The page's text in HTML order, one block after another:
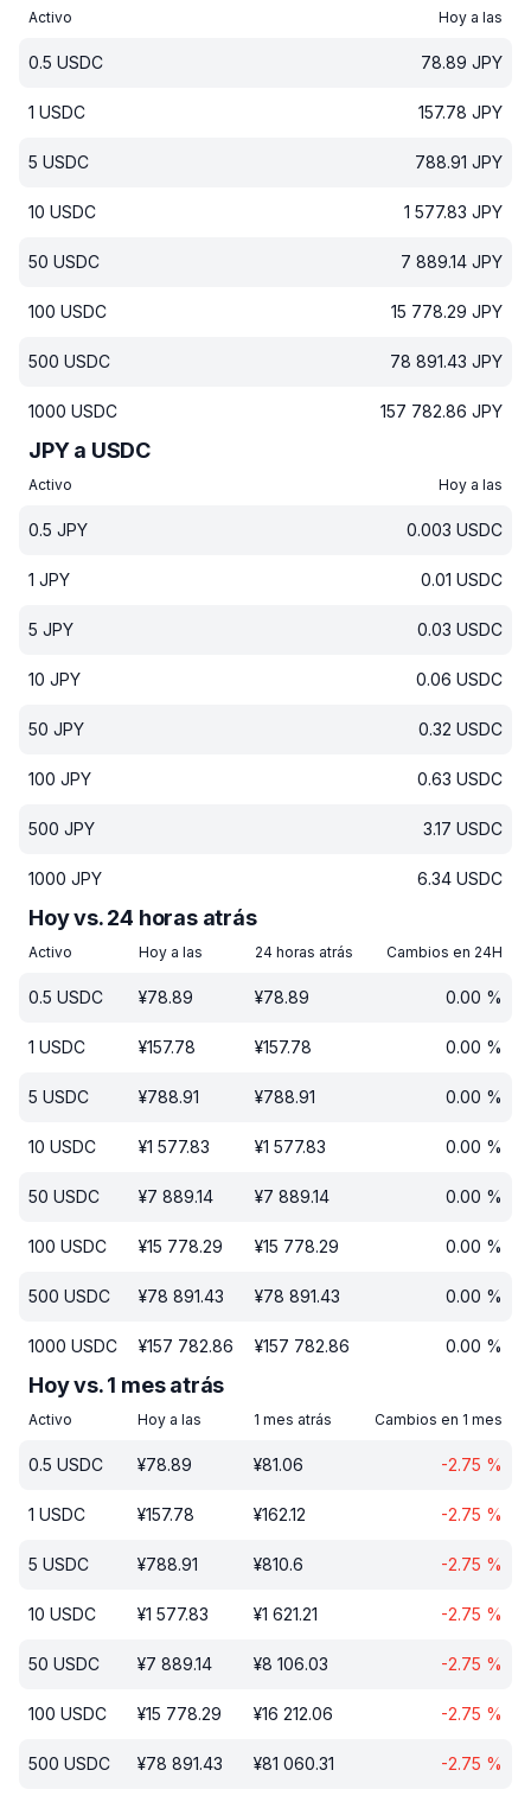
Activo Hoy a las
0.5 USDC 78.89 JPY
1 USDC 157.78 JPY
5 USDC 788.91 JPY
10 USDC 1 577.83 JPY
50 USDC 7 889.14 JPY
100 USDC 15 778.29 JPY
500 USDC 78 891.43 JPY
1000 USDC 157 782.86 JPY
JPY a USDC
Activo Hoy a las
0.5 JPY 0.003 USDC
1 JPY 0.01 USDC
5 JPY 0.03 USDC
10 JPY 0.06 USDC
50 JPY 0.32 USDC
100 JPY 0.63 USDC
500 JPY 3.17 USDC
1000 JPY 6.34 USDC
Hoy vs. 24 horas atrás
Activo Hoy a las 24 horas atrás Cambios en 24H
0.5 USDC ¥78.89 ¥78.89 0.00 %
1 USDC ¥157.78 ¥157.78 0.00 %
5 USDC ¥788.91 ¥788.91 0.00 %
10 USDC ¥1 577.83 ¥1 577.83 0.00 %
50 USDC ¥7 889.14 ¥7 889.14 0.00 %
100 USDC ¥15 778.29 ¥15 778.29 0.00 %
500 USDC ¥78 891.43 ¥78 891.43 0.00 %
1000 USDC ¥157 782.86 ¥157 782.86 0.00 %
Hoy vs. 1 mes atrás
Activo Hoy a las 1 mes atrás Cambios en 1 mes
0.5 USDC ¥78.89 ¥81.06 -2.75 %
1 USDC ¥157.78 ¥162.12 -2.75 %
5 USDC ¥788.91 ¥810.6 -2.75 %
10 USDC ¥1 577.83 ¥1 621.21 -2.75 %
50 USDC ¥7 889.14 ¥8 106.03 -2.75 %
100 USDC ¥15 778.29 ¥16 212.06 -2.75 %
500 USDC ¥78 891.43 ¥81 060.31 -2.75 %